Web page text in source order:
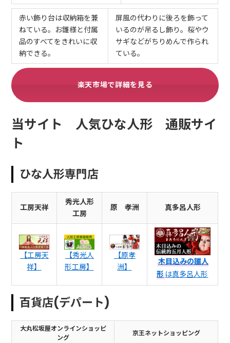
赤い飾り台は収納箱を兼
ねている。お雛様と付属
品のすべてをきれいに収
納できる。
屏風の代わりに後ろを飾って
いるのが吊るし飾り。桜やウ
サギなどがちりめんで作られ
ている。
楽天市場で詳細を見る
当サイト 人気ひな人形 通販サイ
ト
ひな人形専門店
工房天祥
秀光人形
工房
原 孝洲 真多呂人形
【工房天
祥】
【秀光人
形工房】
【原孝
洲】
木目込みの雛人
形は真多呂人形
百貨店(デパート)
大丸松坂屋オンラインショッピ
ング
京王ネットショッピング